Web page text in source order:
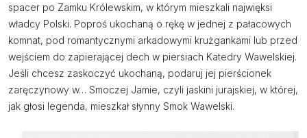
spacer po Zamku Królewskim, w którym mieszkali najwięksi
władcy Polski. Poproś ukochaną o rękę w jednej z pałacowych
komnat, pod romantycznymi arkadowymi krużgankami lub przed
wejściem do zapierającej dech w piersiach Katedry Wawelskiej.
Jeśli chcesz zaskoczyć ukochaną, podaruj jej pierścionek
zaręczynowy w… Smoczej Jamie, czyli jaskini jurajskiej, w której,
jak głosi legenda, mieszkał słynny Smok Wawelski.